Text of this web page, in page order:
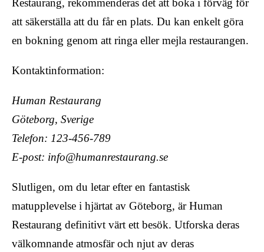
Restaurang, rekommenderas det att boka i förväg för
att säkerställa att du får en plats. Du kan enkelt göra
en bokning genom att ringa eller mejla restaurangen.
Kontaktinformation:
Human Restaurang
Göteborg, Sverige
Telefon: 123-456-789
E-post: info@humanrestaurang.se
Slutligen, om du letar efter en fantastisk
matupplevelse i hjärtat av Göteborg, är Human
Restaurang definitivt värt ett besök. Utforska deras
välkomnande atmosfär och njut av deras